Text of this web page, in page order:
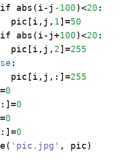
abs(i-j
-100)<20 :
pic[i,j,
1]=50
abs(i-j+
100)<20 :
pic[i,j,
2]=255
:
pic[i,j,:]=
255
0
0
0
0
'pic.jpg'